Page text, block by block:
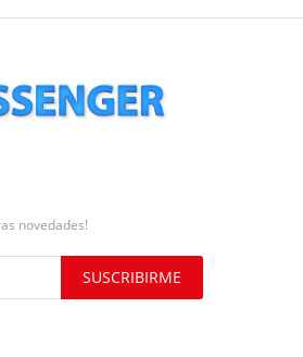
novedades!
SUSCRIBIRME